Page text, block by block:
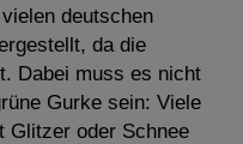
deutschen
da die
Dabei muss es nicht
Gurke sein: Viele
Glitzer oder Schnee